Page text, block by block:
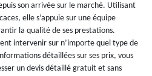
son arrivée sur le marché. Utilisant
elle s’appuie sur une équipe
la qualité de ses prestations.
intervenir sur n’importe quel type de
détaillées sur ses prix, vous
un devis détaillé gratuit et sans